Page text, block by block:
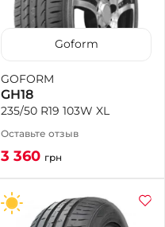
Goform
GOFORM
GH18
235/50 R19 103W XL
Оставьте отзыв
3 360 грн